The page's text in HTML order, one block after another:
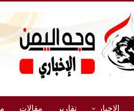
الاخبار تقارير مقالات